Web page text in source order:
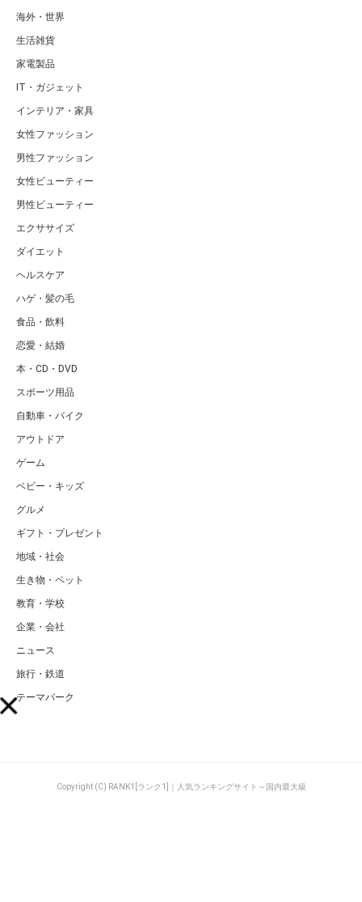
海外・世界
生活雑貨
家電製品
IT・ガジェット
インテリア・家具
女性ファッション
男性ファッション
女性ビューティー
男性ビューティー
エクササイズ
ダイエット
ヘルスケア
ハゲ・髪の毛
食品・飲料
恋愛・結婚
本・CD・DVD
スポーツ用品
自動車・バイク
アウトドア
ゲーム
ベビー・キッズ
グルメ
ギフト・プレゼント
地域・社会
生き物・ペット
教育・学校
企業・会社
ニュース
旅行・鉄道
テーマパーク
Copyright (C) RANK1[ランク1]｜人気ランキングサイト～国内最大級